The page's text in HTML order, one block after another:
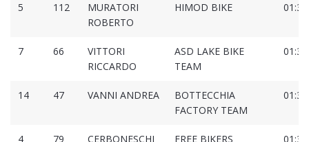
5 112
MURATORI
ROBERTO
HIMOD BIKE
7 66
VITTORI
RICCARDO
ASD LAKE BIKE
TEAM
14 47 VANNI ANDREA
BOTTECCHIA
FACTORY TEAM
4 79
CERBONESCHI
FREE BIKERS